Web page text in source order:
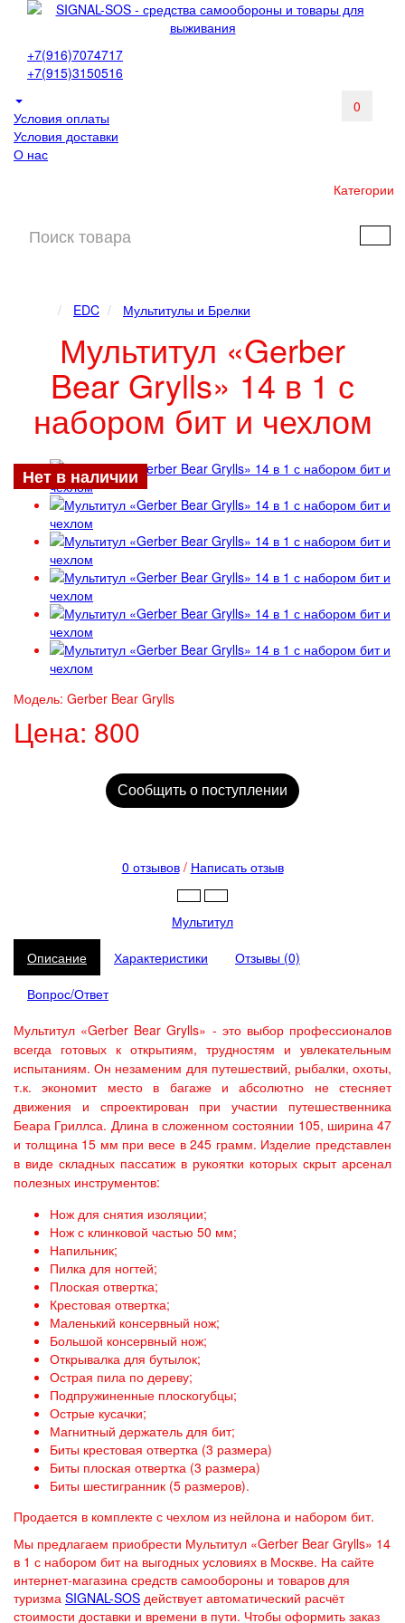
+7(916)7074717
+7(915)3150516
Условия оплаты
Условия доставки
О нас
0
Категории
EDC Мультитулы и Брелки
Мультитул «Gerber
Bear Grylls» 14 в 1 с
набором бит и чехлом
Нет в наличии
Модель: Gerber Bear Grylls
Цена: 800
Сообщить о поступлении
0 отзывов/ Написать отзыв
Мультитул
Описание
Характеристики
Отзывы (0)
Вопрос/Ответ
Мультитул «Gerber Bear Grylls» - это выбор профессионалов
всегда готовых к открытиям, трудностям и увлекательным
испытаниям. Он незаменим для путешествий, рыбалки, охоты,
т.к. экономит место в багаже и абсолютно не стесняет
движения и спроектирован при участии путешественника
Беара Гриллса. Длина в сложенном состоянии 105, ширина 47
и толщина 15 мм при весе в 245 грамм. Изделие представлен
в виде складных пассатиж в рукоятки которых скрыт арсенал
полезных инструментов:
Нож для снятия изоляции;
Нож с клинковой частью 50 мм;
Напильник;
Пилка для ногтей;
Плоская отвертка;
Крестовая отвертка;
Маленький консервный нож;
Большой консервный нож;
Открывалка для бутылок;
Острая пила по дереву;
Подпружиненные плоскогубцы;
Острые кусачки;
Магнитный держатель для бит;
Биты крестовая отвертка (3 размера)
Биты плоская отвертка (3 размера)
Биты шестигранник (5 размеров).
Продается в комплекте с чехлом из нейлона и набором бит.
Мы предлагаем приобрести Мультитул «Gerber Bear Grylls» 14
в 1 с набором бит на выгодных условиях в Москве. На сайте
интернет-магазина средств самообороны и товаров для
туризма SIGNAL-SOS действует автоматический расчёт
стоимости доставки и времени в пути. Чтобы оформить заказ